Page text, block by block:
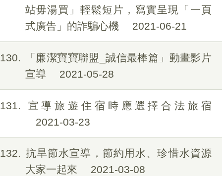
站毋湯買」輕鬆短片，寫實呈現「一頁
式廣告」的詐騙心機
2021-06-21
130
「廉潔寶寶聯盟_誠信最棒篇」動畫影片
宣導
2021-05-28
131
宣導旅遊住宿時應選擇合法旅宿
2021-03-23
132
抗旱節水宣導，節約用水、珍惜水資源
大家一起來
2021-03-08